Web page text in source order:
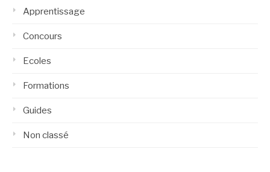
Apprentissage
Concours
Ecoles
Formations
Guides
Non classé